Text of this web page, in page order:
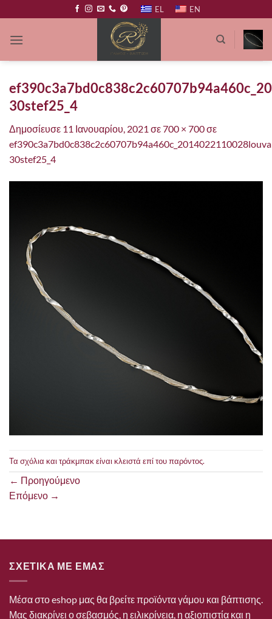
στο
περιεχόμενο
EL EN
30stef25_4
Δημοσίευσε 11 Ιανουαρίου, 2021 σε700 × 700σε
30stef25_4
Τα σχόλια και τράκμπακ είναι κλειστά επί του παρόντος.
← Προηγούμενο
Επόμενο →
ΣΧΕΤΙΚΑ ΜΕ ΕΜΑΣ
Μέσα στο eshop μας θα βρείτε προϊόντα γάμου και βάπτισης.
Μας διακρίνει ο σεβασμός, η ειλικρίνεια, η αξιοπιστία και η